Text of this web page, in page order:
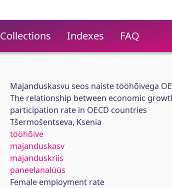
Collections Indexes FAQ
Majanduskasvu seos naiste tööhõivega
The relationship between economic
participation rate in OECD countries
Tšermošentseva, Ksenia
tööhõive
majanduskasv
majanduskriis
paneelanalüüs
Female employment rate